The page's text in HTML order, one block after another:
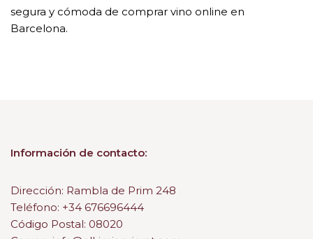
segura y cómoda de comprar vino online en
Barcelona.
Información de contacto:
Dirección: Rambla de Prim 248
Teléfono: +34 676696444
Código Postal: 08020